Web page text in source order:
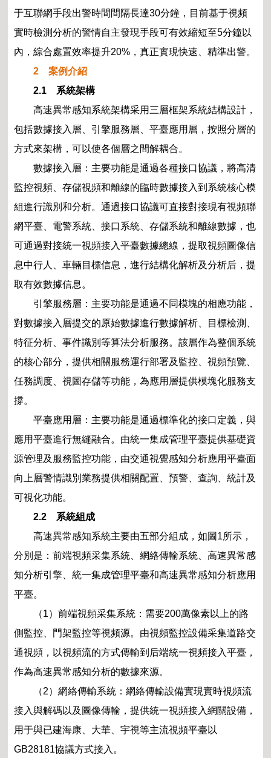
于互聯網手段出警時間間隔長達30分鐘，目前基于視頻
實時檢測分析的警情自主發現手段可有效縮短至5分鐘以
內，綜合處置效率提升20%，真正實現快速、精準出警。
2 案例介紹
2.1 系統架構
高速異常感知系統架構采用三層框架系統結構設計，
包括數據接入層、引擎服務層、平臺應用層，按照分層的
方式來架構，可以使各個層之間解耦合。
數據接入層：主要功能是通過各種接口協議，將高清
監控視頻、存儲視頻和離線的臨時數據接入到系統核心模
組進行識別和分析。通過接口協議可直接對接現有視頻聯
網平臺、電警系統、接口系統、存儲系統和離線數據，也
可通過對接統一視頻接入平臺數據總線，提取視頻圖像信
息中行人、車輛目標信息，進行結構化解析及分析后，提
取有效數據信息。
引擎服務層：主要功能是通過不同模塊的相應功能，
對數據接入層提交的原始數據進行數據解析、目標檢測、
特征分析、事件識別等算法分析服務。該層作為整個系統
的核心部分，提供相關服務運行部署及監控、視頻預覽、
任務調度、視圖存儲等功能，為應用層提供模塊化服務支
撐。
平臺應用層：主要功能是通過標準化的接口定義，與
應用平臺進行無縫融合。由統一集成管理平臺提供基礎資
源管理及服務監控功能，由交通視覺感知分析應用平臺面
向上層警情識別業務提供相關配置、預警、查詢、統計及
可視化功能。
2.2 系統組成
高速異常感知系統主要由五部分組成，如圖1所示，
分別是：前端視頻采集系統、網絡傳輸系統、高速異常感
知分析引擎、統一集成管理平臺和高速異常感知分析應用
平臺。
（1）前端視頻采集系統：需要200萬像素以上的路
側監控、門架監控等視頻源。由視頻監控設備采集道路交
通視頻，以視頻流的方式傳輸到后端統一視頻接入平臺，
作為高速異常感知分析的數據來源。
（2）網絡傳輸系統：網絡傳輸設備實現實時視頻流
接入與解碼以及圖像傳輸，提供統一視頻接入網關設備，
用于與已建海康、大華、宇視等主流視頻平臺以
GB28181協議方式接入。